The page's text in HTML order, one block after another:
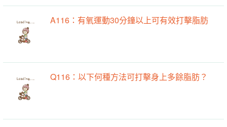
A116：有氧運動30分鐘以上可有效打擊脂肪
Q116：以下何種方法可打擊身上多餘脂肪？